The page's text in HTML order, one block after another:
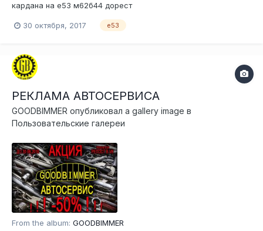
кардана на е53 м62б44 дорест
30 октября, 2017 е53
РЕКЛАМА АВТОСЕРВИСА
GOODBIMMER опубликовал a gallery image в
Пользовательские галереи
From the album: GOODBIMMER